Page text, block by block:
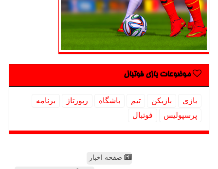
موضوعات بازی فوتبال
بازی بازیكن تیم باشگاه رپورتاژ
برنامه
پرسپولیس
فوتبال
صفحه اخبار